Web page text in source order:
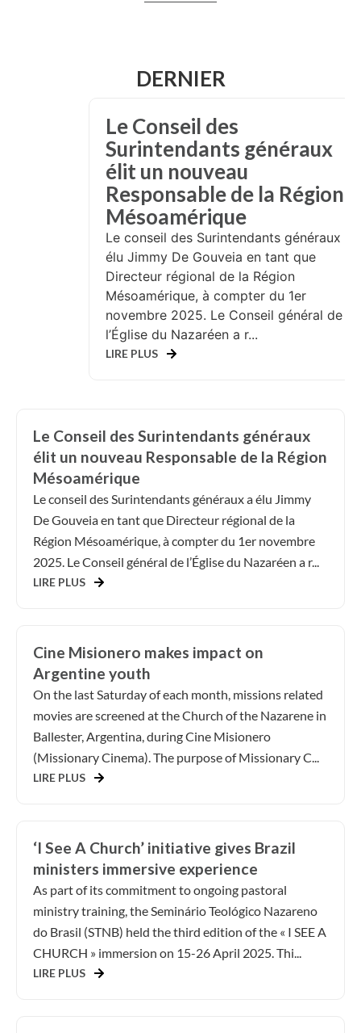
DERNIER
Le Conseil des
Surintendants généraux
élit un nouveau
Responsable de la Région
Mésoamérique
Le conseil des Surintendants généraux a
élu Jimmy De Gouveia en tant que
Directeur régional de la Région
Mésoamérique, à compter du 1er
novembre 2025. Le Conseil général de
l’Église du Nazaréen a r...
LIRE PLUS
Le Conseil des Surintendants généraux
élit un nouveau Responsable de la Région
Mésoamérique
Le conseil des Surintendants généraux a élu Jimmy
De Gouveia en tant que Directeur régional de la
Région Mésoamérique, à compter du 1er novembre
2025. Le Conseil général de l’Église du Nazaréen a r...
LIRE PLUS
Cine Misionero makes impact on
Argentine youth
On the last Saturday of each month, missions related
movies are screened at the Church of the Nazarene in
Ballester, Argentina, during Cine Misionero
(Missionary Cinema). The purpose of Missionary C...
LIRE PLUS
‘I See A Church’ initiative gives Brazil
ministers immersive experience
As part of its commitment to ongoing pastoral
ministry training, the Seminário Teológico Nazareno
do Brasil (STNB) held the third edition of the « I SEE A
CHURCH » immersion on 15-26 April 2025. Thi...
LIRE PLUS